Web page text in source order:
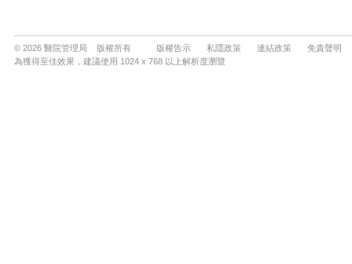
© 2026 醫院管理局 版權所有 版權告示 私隱政策 連結政策
免責聲明
為獲得至佳效果，建議使用 1024 x 768 以上解析度瀏覽